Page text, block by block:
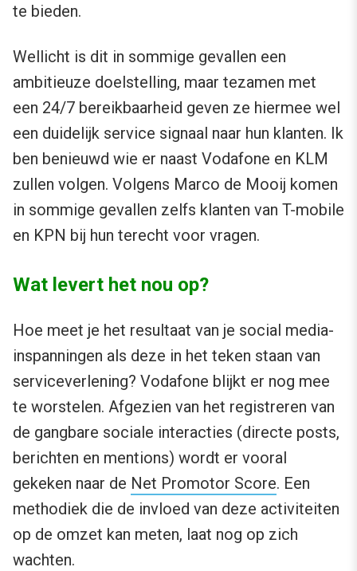
te bieden.
Wellicht is dit in sommige gevallen een
ambitieuze doelstelling, maar tezamen met
een 24/7 bereikbaarheid geven ze hiermee wel
een duidelijk service signaal naar hun klanten. Ik
ben benieuwd wie er naast Vodafone en KLM
zullen volgen. Volgens Marco de Mooij komen
in sommige gevallen zelfs klanten van T-mobile
en KPN bij hun terecht voor vragen.
Wat levert het nou op?
Hoe meet je het resultaat van je social media-
inspanningen als deze in het teken staan van
serviceverlening? Vodafone blijkt er nog mee
te worstelen. Afgezien van het registreren van
de gangbare sociale interacties (directe posts,
berichten en mentions) wordt er vooral
gekeken naar de Net Promotor Score. Een
methodiek die de invloed van deze activiteiten
op de omzet kan meten, laat nog op zich
wachten.